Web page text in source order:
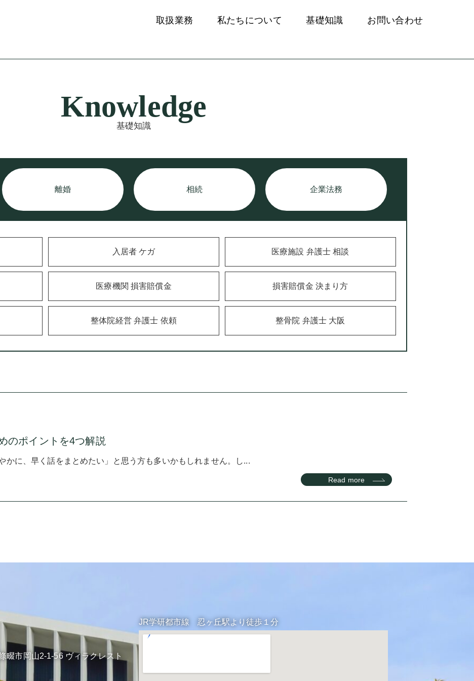
取扱業務 私たちについて 基礎知識 お問い合わせ
Knowledge
基礎知識
離婚 相続 企業法務
入居者 ケガ 医療施設 弁護士 相談
医療機関 損害賠償金 損害賠償金 決まり方
整体院経営 弁護士 依頼 整骨院 弁護士 大阪
のポイントを4つ解説
かに、早く話をまとめたい」と思う方も多いかもしれません。し...
Read more
畷市岡山2-1-56 ヴィラクレスト
JR学研都市線 忍ヶ丘駅より徒歩１分